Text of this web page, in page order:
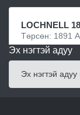
LOCHNELL
Төрсөн: 1891
Эх нэгтэй адуу
Эх нэгтэй адуу